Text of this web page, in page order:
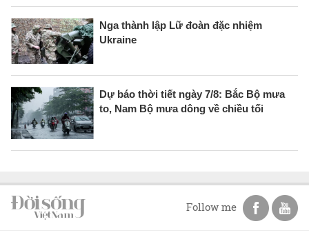
Nga thành lập Lữ đoàn đặc nhiệm
Ukraine
Dự báo thời tiết ngày 7/8: Bắc Bộ mưa
to, Nam Bộ mưa dông về chiều tối
Follow me